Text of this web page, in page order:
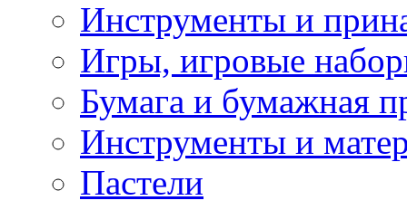
Инструменты и
Игры, игровые
Бумага и бумажная
Инструменты и
Пастели